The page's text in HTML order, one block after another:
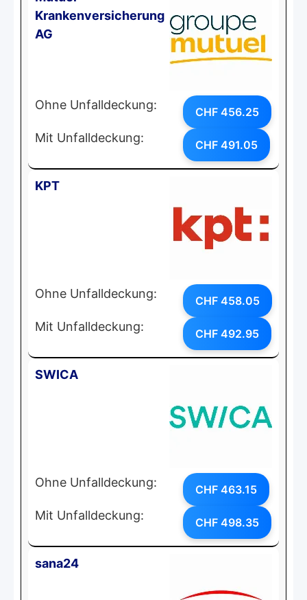
Krankenversicherung
AG
Ohne Unfalldeckung: CHF 456.25
Mit Unfalldeckung: CHF 491.05
KPT
Ohne Unfalldeckung: CHF 458.05
Mit Unfalldeckung: CHF 492.95
SWICA
Ohne Unfalldeckung: CHF 463.15
Mit Unfalldeckung: CHF 498.35
sana24